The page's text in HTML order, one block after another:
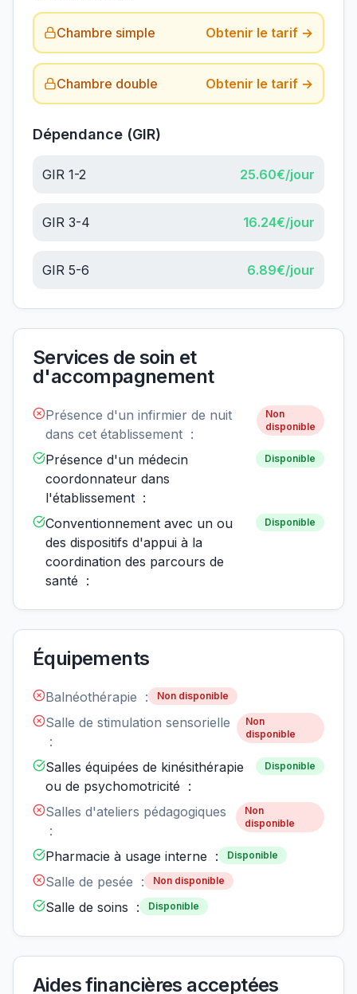
Chambre simple Obtenir le tarif →
Chambre double Obtenir le tarif →
Dépendance (GIR)
GIR 1-2 25.60€/jour
GIR 3-4 16.24€/jour
GIR 5-6 6.89€/jour
Services de soin et
d'accompagnement
Présence d'un infirmier de nuit
dans cet établissement :
Non
disponible
Présence d'un médecin
coordonnateur dans
l'établissement :
Disponible
Conventionnement avec un ou
des dispositifs d'appui à la
coordination des parcours de
santé :
Disponible
Équipements
Balnéothérapie : Non disponible
Salle de stimulation sensorielle
:
Non
disponible
Salles équipées de kinésithérapie
ou de psychomotricité :
Disponible
Salles d'ateliers pédagogiques
:
Non
disponible
Pharmacie à usage interne : Disponible
Salle de pesée : Non disponible
Salle de soins : Disponible
Aides financières acceptées